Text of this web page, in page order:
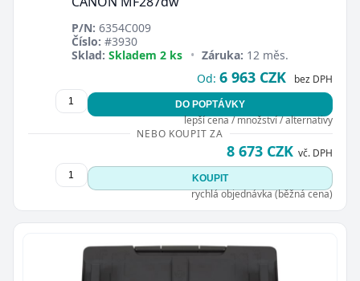
P/N: 6354C009
Číslo: #3930
Sklad: Skladem 2 ks • Záruka: 12 měs.
Od: 6 963 CZK bez DPH
DO POPTÁVKY
lepší cena / množství / alternativy
NEBO KOUPIT ZA
8 673 CZK vč. DPH
KOUPIT
rychlá objednávka (běžná cena)